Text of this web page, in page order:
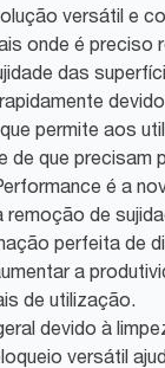
versátil e
onde é preciso
das
permite aos
de que precisam
é a
de
perfeita de
a
de utilização.
devido à
versátil